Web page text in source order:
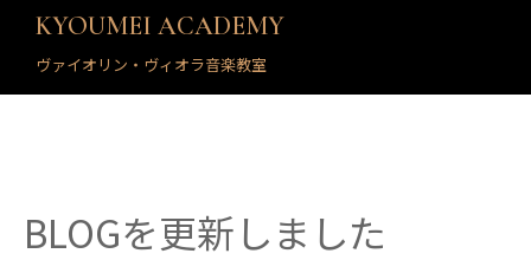
KYOUMEI ACADEMY
ヴァイオリン・ヴィオラ音楽教室
BLOGを更新しました